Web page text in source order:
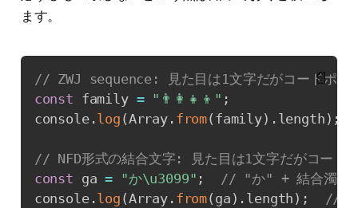
ます。
// ZWJ sequence: 見た目は1文字だがコードポイ
const family = "👨‍👩‍👧‍👦" ;
console.log (Array. from( family) . length ) ;
// NFD形式の結合文字: 見た目は1文字だがコード
const ga = "か\u3099" ;
// "か" + 結合濁点
console.log (Array. from( ga ) . length ) ; //
📄